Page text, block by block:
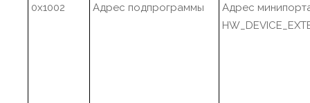
0x1002 Адрес подпрограммы
Адрес